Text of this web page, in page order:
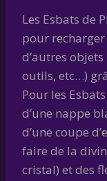
Les Esbats de
pour
d’autres
outils, etc…)
Pour les
d’une nappe
d’une coupe
faire de la
cristal) et des